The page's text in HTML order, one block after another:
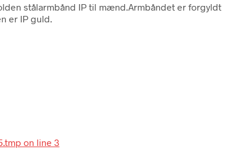
stålarmbånd IP til mænd.Armbåndet er forgyldt
er IP guld.
on line 3